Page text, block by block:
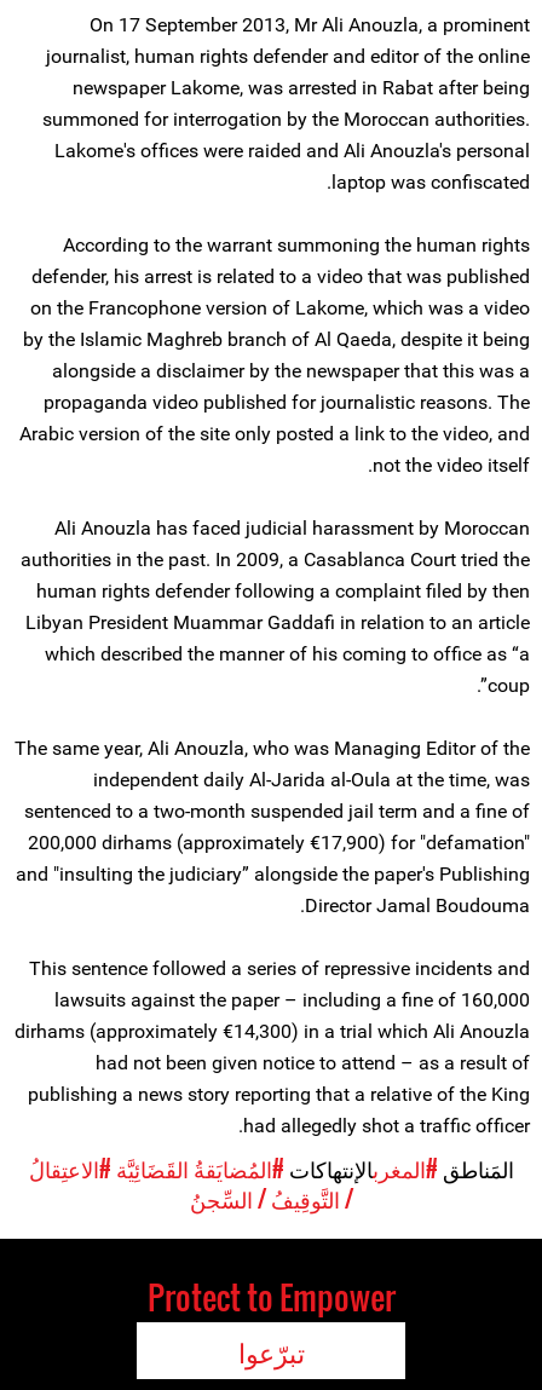
On 17 September 2013, Mr Ali Anouzla, a prominent
journalist, human rights defender and editor of the online
newspaper Lakome, was arrested in Rabat after being
summoned for interrogation by the Moroccan authorities.
Lakome's offices were raided and Ali Anouzla's personal
laptop was confiscated.
According to the warrant summoning the human rights
defender, his arrest is related to a video that was published
on the Francophone version of Lakome, which was a video
by the Islamic Maghreb branch of Al Qaeda, despite it being
alongside a disclaimer by the newspaper that this was a
propaganda video published for journalistic reasons. The
Arabic version of the site only posted a link to the video, and
not the video itself.
Ali Anouzla has faced judicial harassment by Moroccan
authorities in the past. In 2009, a Casablanca Court tried the
human rights defender following a complaint filed by then
Libyan President Muammar Gaddafi in relation to an article
which described the manner of his coming to office as “a
coup”.
The same year, Ali Anouzla, who was Managing Editor of the
independent daily Al-Jarida al-Oula at the time, was
sentenced to a two-month suspended jail term and a fine of
200,000 dirhams (approximately €17,900) for "defamation"
and "insulting the judiciary” alongside the paper's Publishing
Director Jamal Boudouma.
This sentence followed a series of repressive incidents and
lawsuits against the paper – including a fine of 160,000
dirhams (approximately €14,300) in a trial which Ali Anouzla
had not been given notice to attend – as a result of
publishing a news story reporting that a relative of the King
had allegedly shot a traffic officer.
المَناطق #المغربالإنتهاكات #المُضايَقةُ القَضَائِيَّة #الاعتِقالُ
/ التَّوقِيفُ / السِّجنُ
Protect to Empower
تبرّعوا